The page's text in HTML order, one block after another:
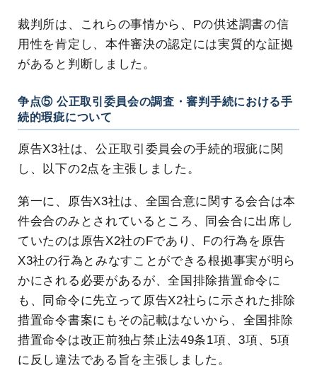
裁判所は、これらの事情から、Pの供述調書の信
用性を肯定し、本件審決の認定には実質的な証拠
があると判断しました。
争点⑤ 公正取引委員会の調査・審判手続における手
続的瑕疵について
原告X3社は、公正取引委員会の手続的瑕疵に関
し、以下の2点を主張しました。
第一に、原告X3社は、全国合意に関する会合は本
件会合のみとされているところ、同会合に出席し
ていたのは原告X2社のFであり、Fの行為を原告
X3社の行為とみなすことができる根拠事実が明ら
かにされる必要があるが、全国排除措置命令に
も、同命令に先立って原告X2社らに示された排除
措置命令書案にもその記載はないから、全国排除
措置命令は改正前独占禁止法49条1項、3項、5項
に反し違法である旨を主張しました。